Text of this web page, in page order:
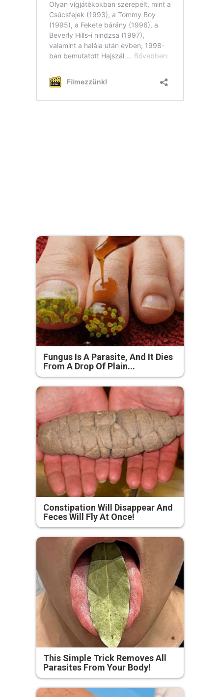
Fungus Is A Parasite, And It Dies
From A Drop Of Plain...
Constipation Will Disappear And
Feces Will Fly At Once!
This Simple Trick Removes All
Parasites From Your Body!